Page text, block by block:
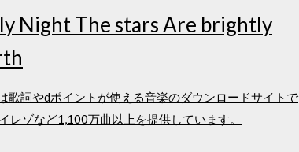
Night The stars Are brightly
詞やdポイントが使える音楽のダウンロードサイトで
ゾなど1,100万曲以上を提供しています。